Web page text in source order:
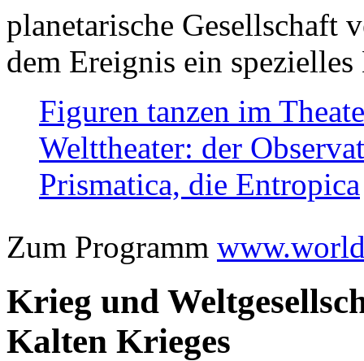
planetarische Gesellschaft
dem Ereignis ein
Figuren tanzen im
Welttheater: der
Prismatica, die Entropica
Zum Programm
Krieg und
Kalten Krieges